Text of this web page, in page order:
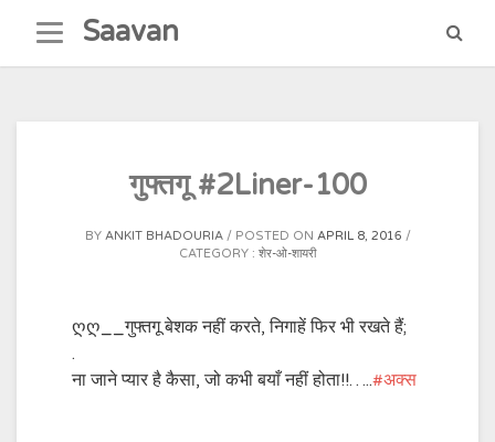
content
Saavan
गुफ्तगू #2Liner-100
BY ANKIT BHADOURIA POSTED ON APRIL 8, 2016
CATEGORY : शेर-ओ-शायरी
ღღ__गुफ्तगू बेशक नहीं करते, निगाहें फिर भी रखते हैं;
.
ना जाने प्यार है कैसा, जो कभी बयाँ नहीं होता!!…..‪#‎अक्स‬